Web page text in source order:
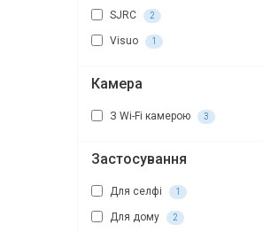
SJRC 2
Visuo 1
Камера
З Wi-Fi камерою 3
Застосування
Для селфі 1
Для дому 2